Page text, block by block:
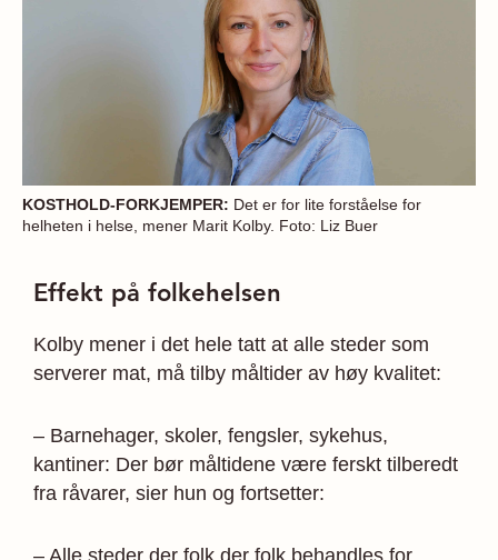
KOSTHOLD-FORKJEMPER: Det er for lite forståelse for
helheten i helse, mener Marit Kolby. Foto: Liz Buer
Effekt på folkehelsen
Kolby mener i det hele tatt at alle steder som
serverer mat, må tilby måltider av høy kvalitet:
– Barnehager, skoler, fengsler, sykehus,
kantiner: Der bør måltidene være ferskt tilberedt
fra råvarer, sier hun og fortsetter:
– Alle steder der folk der folk behandles for